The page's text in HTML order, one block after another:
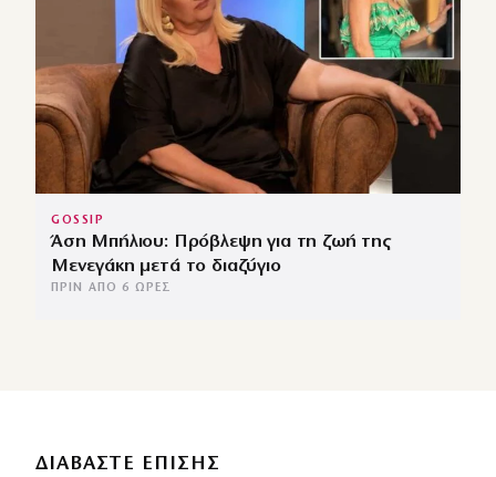
GOSSIP
Άση Μπήλιου: Πρόβλεψη για τη ζωή της
Μενεγάκη μετά το διαζύγιο
ΠΡΙΝ ΑΠΌ 6 ΏΡΕΣ
ΔΙΑΒΑΣΤΕ ΕΠΙΣΗΣ